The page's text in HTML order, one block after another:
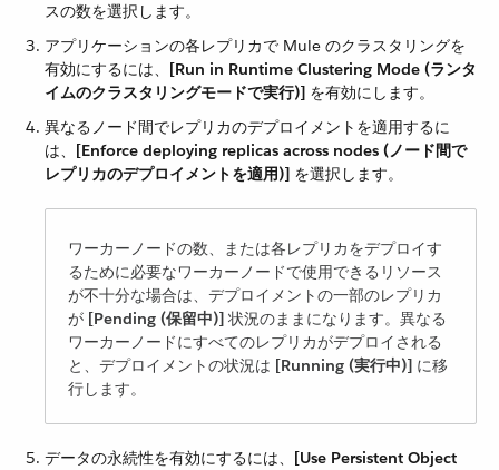
スの数を選択します。
アプリケーションの各レプリカで Mule のクラスタリングを
有効にするには、​ [Run in Runtime Clustering Mode (ランタ
イムのクラスタリングモードで実行)] ​ を有効にします。
異なるノード間でレプリカのデプロイメントを適用するに
は、​ [Enforce deploying replicas across nodes (ノード間で
レプリカのデプロイメントを適用)] ​ を選択します。
ワーカーノードの数、または各レプリカをデプロイす
るために必要なワーカーノードで使用できるリソース
が不十分な場合は、デプロイメントの一部のレプリカ
が ​ [Pending (保留中)] ​ 状況のままになります。異なる
ワーカーノードにすべてのレプリカがデプロイされる
と、デプロイメントの状況は ​ [Running (実行中)] ​ に移
行します。
データの永続性を有効にするには、​ [Use Persistent Object